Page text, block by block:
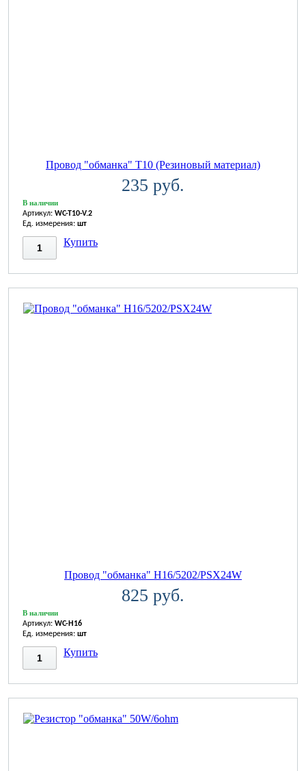
Провод "обманка" T10 (Резиновый материал)
235 руб.
В наличии
Артикул: WC-T10-V.2
Ед. измерения: шт
Купить
Провод "обманка" H16/5202/PSX24W
825 руб.
В наличии
Артикул: WC-H16
Ед. измерения: шт
Купить